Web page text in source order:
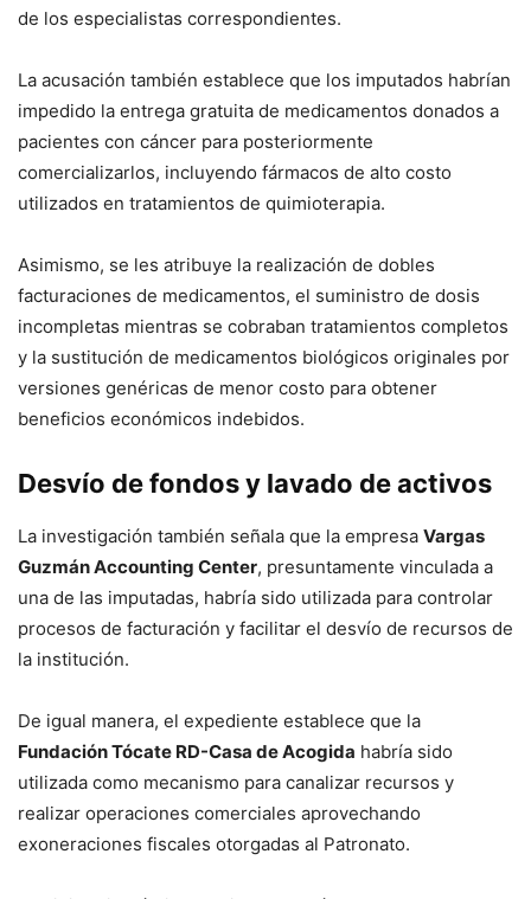
de los especialistas correspondientes.
La acusación también establece que los imputados habrían
impedido la entrega gratuita de medicamentos donados a
pacientes con cáncer para posteriormente
comercializarlos, incluyendo fármacos de alto costo
utilizados en tratamientos de quimioterapia.
Asimismo, se les atribuye la realización de dobles
facturaciones de medicamentos, el suministro de dosis
incompletas mientras se cobraban tratamientos completos
y la sustitución de medicamentos biológicos originales por
versiones genéricas de menor costo para obtener
beneficios económicos indebidos.
Desvío de fondos y lavado de activos
La investigación también señala que la empresa Vargas
Guzmán Accounting Center, presuntamente vinculada a
una de las imputadas, habría sido utilizada para controlar
procesos de facturación y facilitar el desvío de recursos de
la institución.
De igual manera, el expediente establece que la
Fundación Tócate RD-Casa de Acogida habría sido
utilizada como mecanismo para canalizar recursos y
realizar operaciones comerciales aprovechando
exoneraciones fiscales otorgadas al Patronato.